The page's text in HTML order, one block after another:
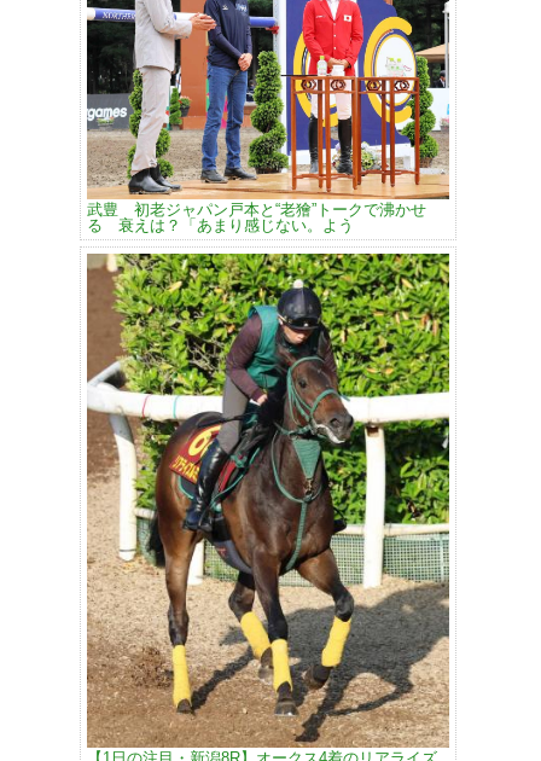
武豊 初老ジャパン戸本と“老獪”トークで沸かせ
る 衰えは？「あまり感じない。よう